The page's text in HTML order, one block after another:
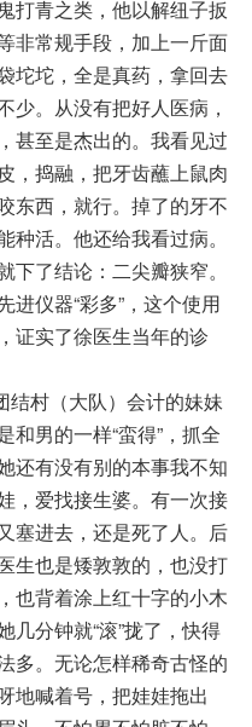
打青之类，他以解纽子扳
非常规手段，加上一斤面
坨坨，全是真药，拿回去
少。从没有把好人医病，
甚至是杰出的。我看见过
，捣融，把牙齿蘸上鼠肉
东西，就行。掉了的牙不
种活。他还给我看过病。
了结论：二尖瓣狭窄。
仪器“彩多”，这个使用
证实了徐医生当年的诊
村（大队）会计的妹妹
男的一样“蛮得”，抓全
还有没有别的本事我不知
，爱找接生婆。有一次接
塞进去，还是死了人。后
生也是矮敦敦的，也没打
也背着涂上红十字的小木
几分钟就“滚”拢了，快得
多。无论怎样稀奇古怪的
地喊着号，把娃娃拖出